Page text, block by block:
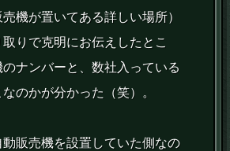
機が置いてある詳しい場所）
りで克明にお伝えしたとこ
ナンバーと、数社入っている
のかが分かった（笑）。
販売機を設置していた側なの